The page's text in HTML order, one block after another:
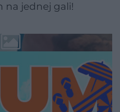
na jednej gali!